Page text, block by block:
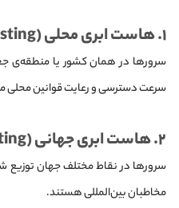
۱. هاست ابری محلی (Local Cloud Hosting)
سرورها در همان کشور یا منطقه‌ی
سرعت دسترسی و رعایت قوانین محلی
۲. هاست ابری جهانی (Global Cloud Hosting)
سرورها در نقاط مختلف جهان توزیع
مخاطبان بین‌المللی هستند.